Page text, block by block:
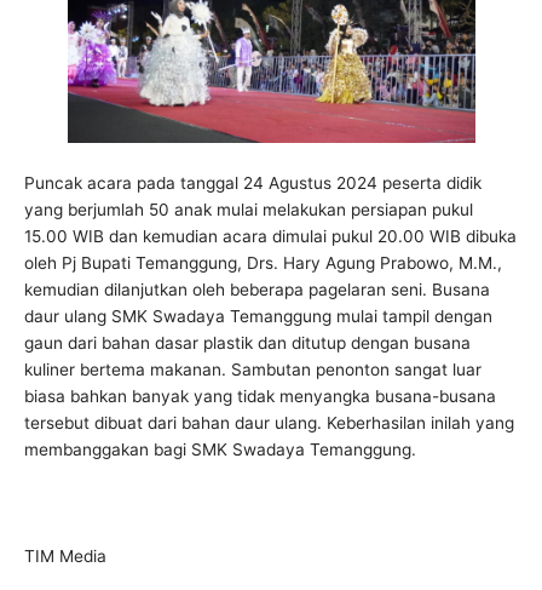
Puncak acara pada tanggal 24 Agustus 2024 peserta didik
yang berjumlah 50 anak mulai melakukan persiapan pukul
15.00 WIB dan kemudian acara dimulai pukul 20.00 WIB dibuka
oleh Pj Bupati Temanggung, Drs. Hary Agung Prabowo, M.M.,
kemudian dilanjutkan oleh beberapa pagelaran seni. Busana
daur ulang SMK Swadaya Temanggung mulai tampil dengan
gaun dari bahan dasar plastik dan ditutup dengan busana
kuliner bertema makanan. Sambutan penonton sangat luar
biasa bahkan banyak yang tidak menyangka busana-busana
tersebut dibuat dari bahan daur ulang. Keberhasilan inilah yang
membanggakan bagi SMK Swadaya Temanggung.
TIM Media